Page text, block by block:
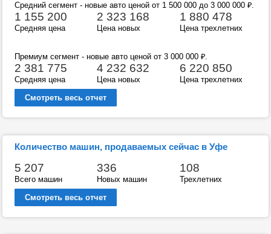
Средний сегмент - новые авто ценой от 1 500 000 до 3 000 000 ₽.
1 155 200 2 323 168 1 880 478
Средняя цена Цена новых Цена трехлетних
Премиум сегмент - новые авто ценой от 3 000 000 ₽.
2 381 775 4 232 632 6 220 850
Средняя цена Цена новых
Цена трехлетних
Смотреть весь отчет
Количество машин, продаваемых сейчас в Уфе
5 207 336 108
Всего машин Новых машин
Трехлетних
Смотреть весь отчет